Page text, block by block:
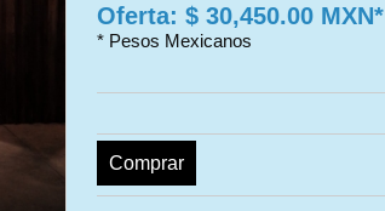
Oferta: $ 30,450.00 MXN*
* Pesos Mexicanos
Comprar